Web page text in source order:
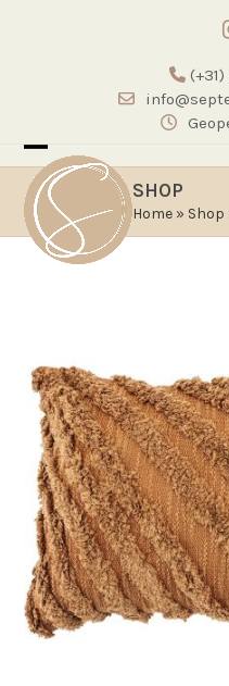
(+31)
Open
mobile
menu
Close
mobile
menu
SHOP
Home » Shop